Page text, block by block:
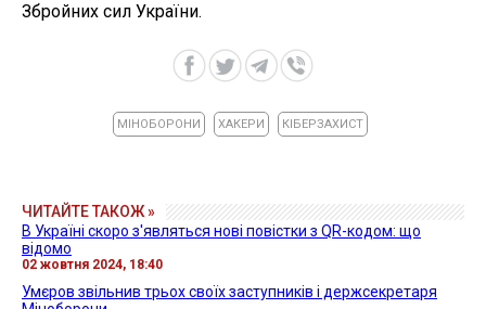
Збройних сил України.
МІНОБОРОНИ ХАКЕРИ КІБЕРЗАХИСТ
ЧИТАЙТЕ ТАКОЖ »
В Україні скоро з'являться нові повістки з QR-кодом: що
відомо
02 жовтня 2024, 18:40
Умєров звільнив трьох своїх заступників і держсекретаря